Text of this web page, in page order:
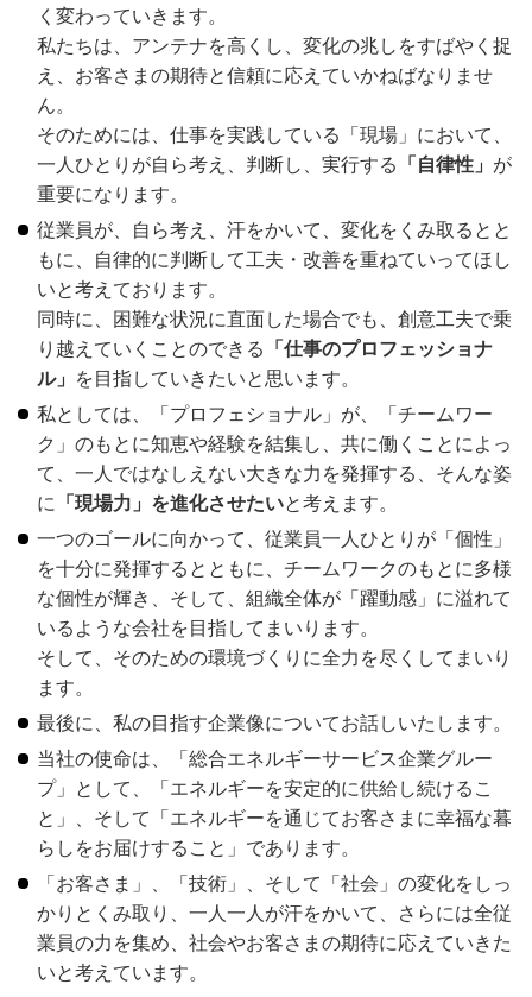
く変わっていきます。
私たちは、アンテナを高くし、変化の兆しをすばやく捉
え、お客さまの期待と信頼に応えていかねばなりませ
ん。
そのためには、仕事を実践している「現場」において、
一人ひとりが自ら考え、判断し、実行する 「自律性」 が
重要になります。
従業員が、自ら考え、汗をかいて、変化をくみ取るとと
もに、自律的に判断して工夫・改善を重ねていってほし
いと考えております。
同時に、困難な状況に直面した場合でも、創意工夫で乗
り越えていくことのできる 「仕事のプロフェッショナ
ル」
を目指していきたいと思います。
私としては、「プロフェショナル」が、「チームワー
ク」のもとに知恵や経験を結集し、共に働くことによっ
て、一人ではなしえない大きな力を発揮する、そんな姿
に 「現場力」を進化させたいと考えます。
一つのゴールに向かって、従業員一人ひとりが「個性」
を十分に発揮するとともに、チームワークのもとに多様
な個性が輝き、そして、組織全体が「躍動感」に溢れて
いるような会社を目指してまいります。
そして、そのための環境づくりに全力を尽くしてまいり
ます。
最後に、私の目指す企業像についてお話しいたします。
当社の使命は、「総合エネルギーサービス企業グルー
プ」として、「エネルギーを安定的に供給し続けるこ
と」、そして「エネルギーを通じてお客さまに幸福な暮
らしをお届けすること」であります。
「お客さま」、「技術」、そして「社会」の変化をしっ
かりとくみ取り、一人一人が汗をかいて、さらには全従
業員の力を集め、社会やお客さまの期待に応えていきた
いと考えています。